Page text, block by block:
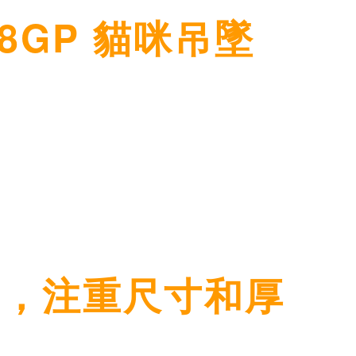
貓咪吊墜
注重尺寸和厚